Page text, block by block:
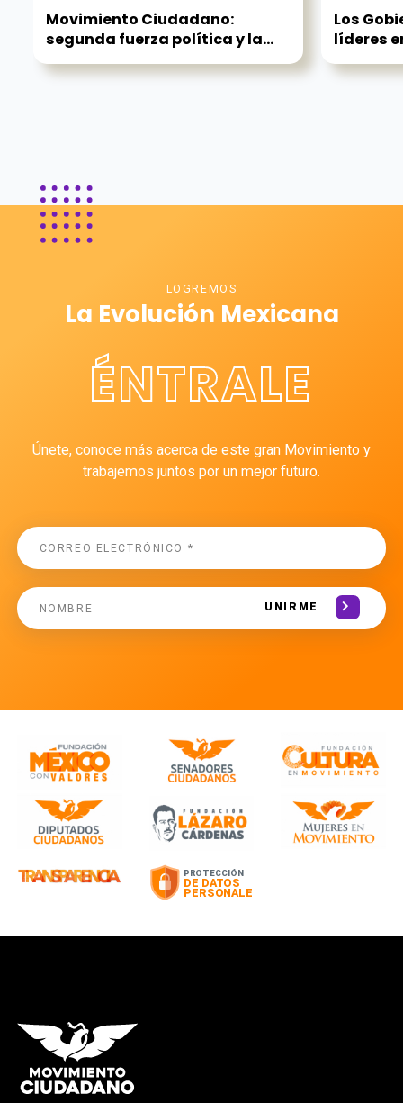
Movimiento Ciudadano:
segunda fuerza política y la...
Los
líderes
LOGREMOS
La Evolución Mexicana
ÉNTRALE
Únete, conoce más acerca de este gran Movimiento y
trabajemos juntos por un mejor futuro.
UNIRME